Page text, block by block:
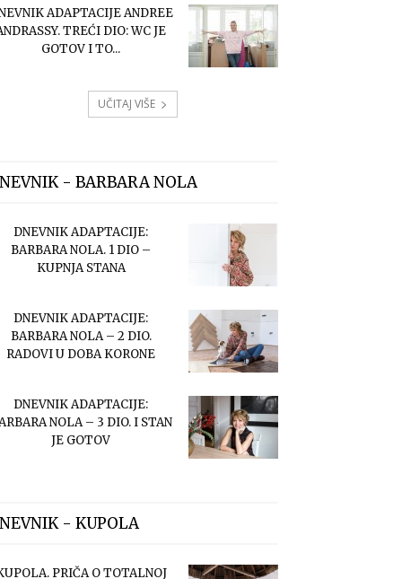
ADAPTACIJE ANDREE
TREĆI DIO: WC JE
GOTOV I TO...
UČITAJ VIŠE
- BARBARA NOLA
DNEVNIK ADAPTACIJE:
BARBARA NOLA. 1 DIO –
KUPNJA STANA
DNEVNIK ADAPTACIJE:
BARBARA NOLA – 2 DIO.
RADOVI U DOBA KORONE
DNEVNIK ADAPTACIJE:
NOLA – 3 DIO. I STAN
JE GOTOV
- KUPOLA
PRIČA O TOTALNOJ